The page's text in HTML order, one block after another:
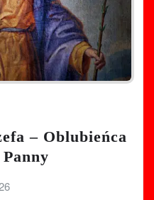
– Oblubieńca